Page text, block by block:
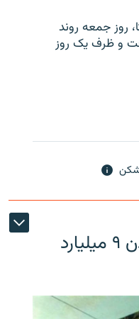
روز جمعه روند
و ظرف یک روز
بانک مرکزی ایران گم شدن ۹ میلیارد